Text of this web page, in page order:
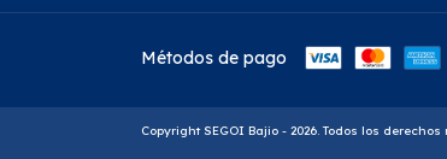
Métodos de pago
Copyright SEGOI Bajio - 2026. Todos los